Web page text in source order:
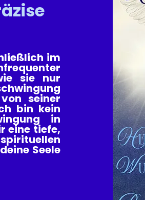
im
sie nur
seiner
bin kein
in
eine tiefe,
Seele